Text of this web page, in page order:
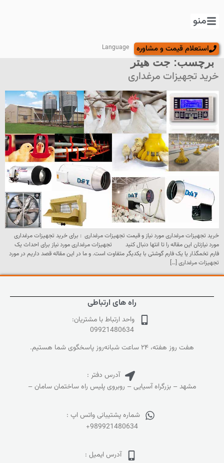
منو
استعلام قیمت و مشاوره Language
برچسب: جت هیتر
خرید تجهیزات مرغداری
خرید تجهیزات مرغداری مورد نیاز و قیمت تجهیزات مرغداری : برای خرید تجهیزات مرغداری
مورد نیازتان این مقاله را تا انتها دنبال کنید تجهیزات مرغداری مورد نیاز برای احداث یک
فارم تخمگذار یا یک فارم گوشتی با یکدیگر متفاوت است. و ما در این مقاله قصد داریم در مورد
تجهیزات مرغداری […]
راه های ارتباطی
واحد ارتباط با مشتریان:
09921480634
هفت روز هفته، ۲۴ ساعت شبانه‌روز پاسخگوی شما هستیم.
آدرس دفتر :
مشهد – بزرگراه آسیایی – روبروی پلیس راه ساختمان سامان –
شماره پشتیبانی واتس اپ :
+989921480634
آدرس ایمیل :